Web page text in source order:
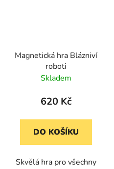
Magnetická hra Blázniví
roboti
Skladem
620 Kč
DO KOŠÍKU
Skvělá hra pro všechny